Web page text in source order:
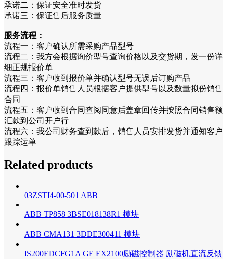
承诺二：保证安全准时发货
承诺三：保证售后服务质量
服务流程：
流程一：客户确认所需采购产品型号
流程二：我方会根据询价型号查询价格以及交货期，发一份详
细正规报价单
流程三：客户收到报价单并确认型号无误后订购产品
流程四：报价单销售人员根据客户提供型号以及数量拟份销售
合同
流程五：客户收到合同查阅同意后盖章回传并按照合同销售额
汇款到公司开户行
流程六：我公司财务查到款后，销售人员安排发货并通知客户
跟踪运单
Related products
03ZSTI4-00-501 ABB
ABB TP858 3BSE018138R1 模块
ABB CMA131 3DDE300411 模块
IS200EDCFG1A GE EX2100励磁控制器 励磁机直流反馈